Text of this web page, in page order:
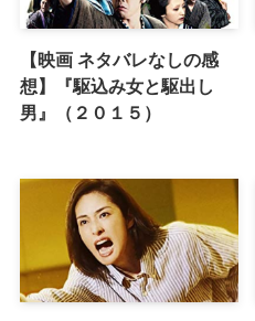
【映画 ネタバレなしの感
想】『駆込み女と駆出し
男』（２０１５）